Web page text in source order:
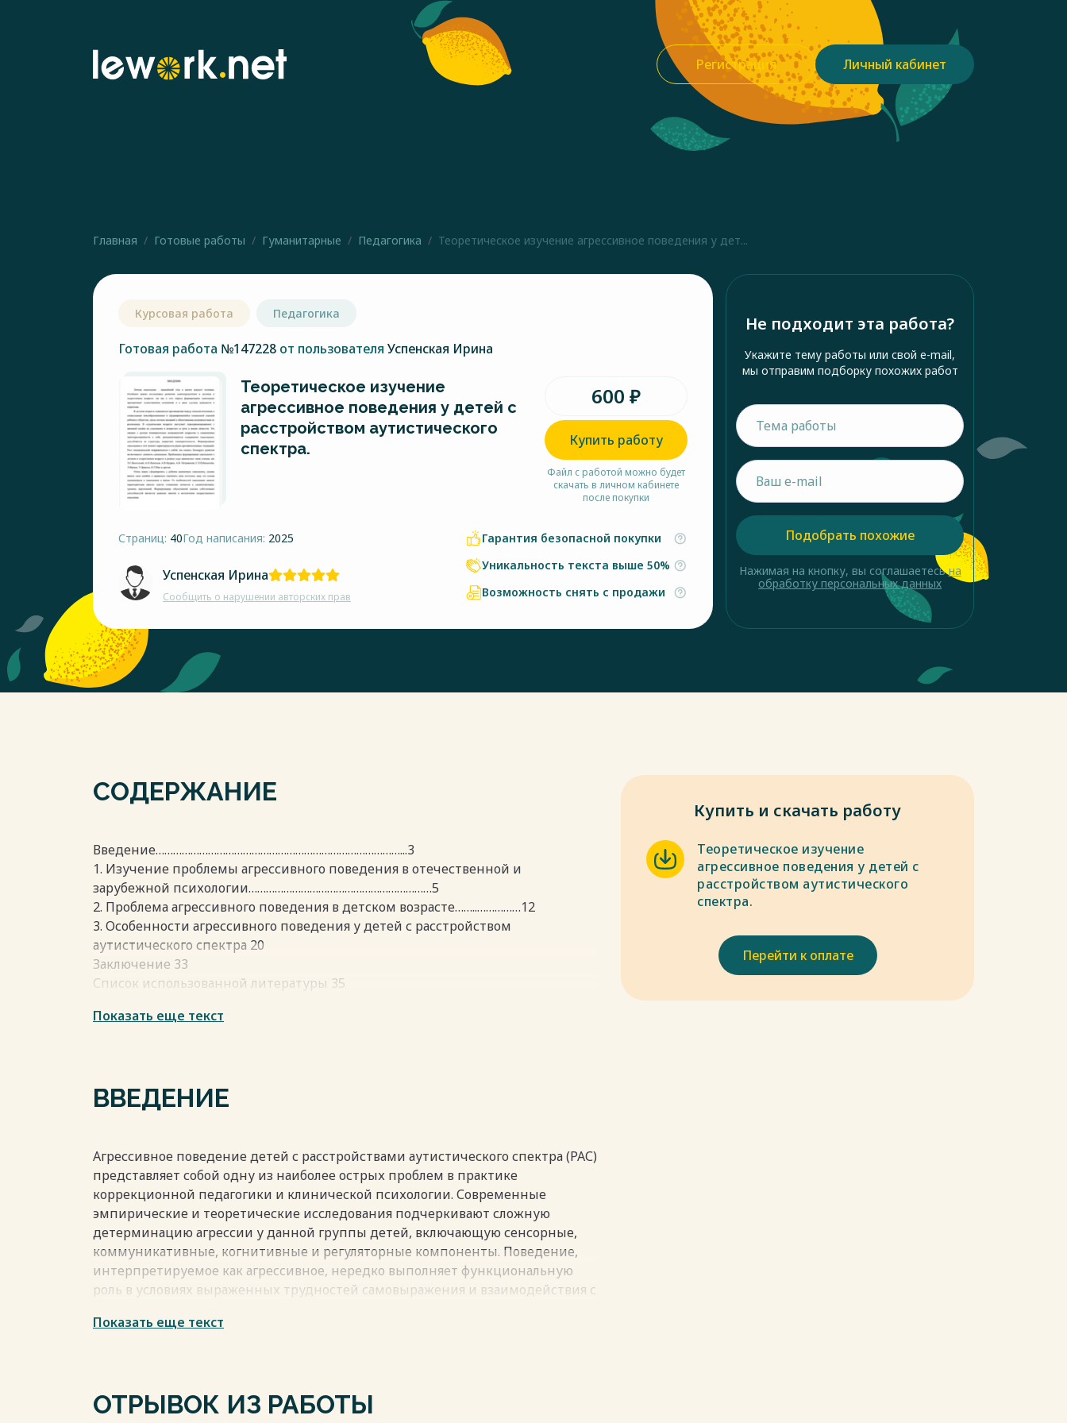
Регистрация Личный кабинет
Главная Готовые работы Гуманитарные Педагогика Теоретическое изучение агрессивное поведения у дет...
Курсовая работа Педагогика
Готовая работа №147228 от пользователя Успенская Ирина
Теоретическое изучение
агрессивное поведения у детей с
расстройством аутистического
спектра.
600 ₽
Купить работу
Файл с работой можно будет
скачать в личном кабинете
после покупки
Страниц: 40Год написания: 2025
Успенская Ирина
Сообщить о нарушении авторских прав
Гарантия безопасной покупки
Уникальность текста выше 50%
Возможность снять с продажи
Не подходит эта работа?
Укажите тему работы или свой e-mail,
мы отправим подборку похожих работ
Подобрать похожие
Нажимая на кнопку, вы соглашаетесьна
обработку персональных данных
СОДЕРЖАНИЕ
Введение…………………………………………………………………………...3
1. Изучение проблемы агрессивного поведения в отечественной и
зарубежной психологии………………………………………………………5
2. Проблема агрессивного поведения в детском возрасте……..……………12
3. Особенности агрессивного поведения у детей с расстройством
аутистического спектра 20
Заключение 33
Список использованной литературы 35
Весь текст будет доступен
Показать еще текст
ВВЕДЕНИЕ
Агрессивное поведение детей с расстройствами аутистического спектра (РАС)
представляет собой одну из наиболее острых проблем в практике
коррекционной педагогики и клинической психологии. Современные
эмпирические и теоретические исследования подчеркивают сложную
детерминацию агрессии у данной группы детей, включающую сенсорные,
коммуникативные, когнитивные и регуляторные компоненты. Поведение,
интерпретируемое как агрессивное, нередко выполняет функциональную
роль в условиях выраженных трудностей самовыражения и взаимодействия с
коррекции таких проявлений может приводить к хронизации проблемного
вариативность поведенческих профилей, организация коррекционно-
Показать еще текст
ОТРЫВОК ИЗ РАБОТЫ
Купить и скачать работу
Теоретическое изучение
агрессивное поведения у детей с
расстройством аутистического
спектра.
Перейти к оплате